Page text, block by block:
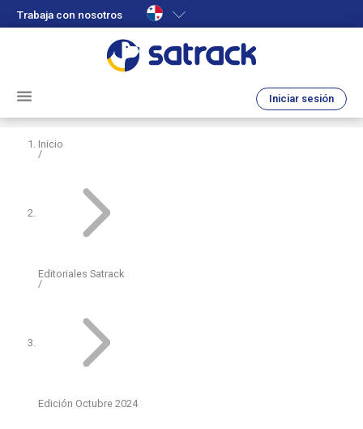
Trabaja con nosotros
Iniciar sesión
Inicio
Editoriales Satrack
Edición Octubre 2024